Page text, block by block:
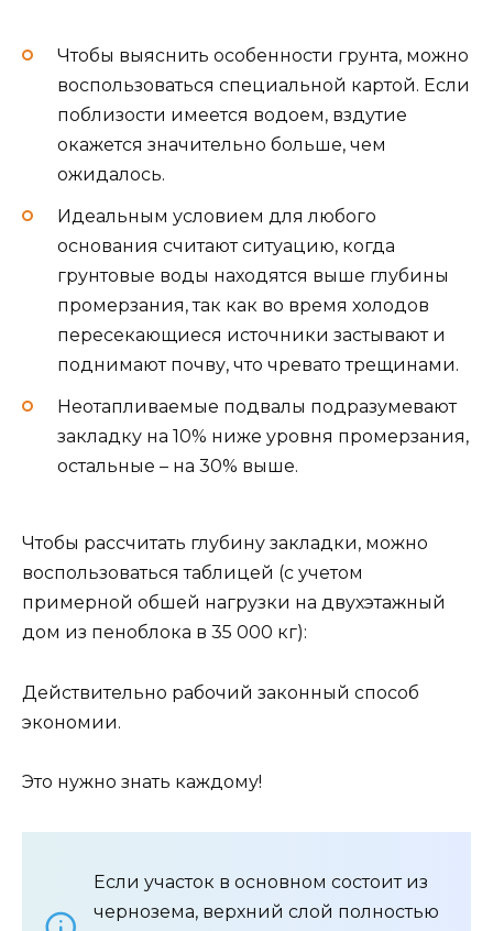
Чтобы выяснить особенности грунта, можно
воспользоваться специальной картой. Если
поблизости имеется водоем, вздутие
окажется значительно больше, чем
ожидалось.
Идеальным условием для любого
основания считают ситуацию, когда
грунтовые воды находятся выше глубины
промерзания, так как во время холодов
пересекающиеся источники застывают и
поднимают почву, что чревато трещинами.
Неотапливаемые подвалы подразумевают
закладку на 10% ниже уровня промерзания,
остальные – на 30% выше.
Чтобы рассчитать глубину закладки, можно
воспользоваться таблицей (с учетом
примерной обшей нагрузки на двухэтажный
дом из пеноблока в 35 000 кг):
Действительно рабочий законный способ
экономии.
Это нужно знать каждому!
Если участок в основном состоит из
чернозема, верхний слой полностью